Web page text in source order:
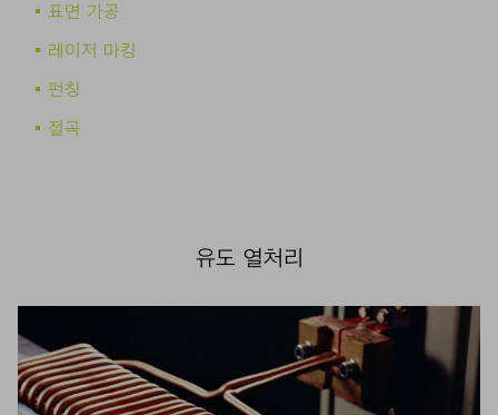
표면 가공
레이저 마킹
펀칭
절곡
유도 열처리